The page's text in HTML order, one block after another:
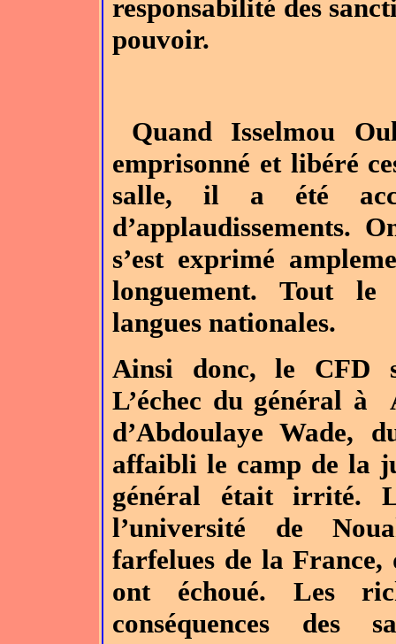
responsabilité des
pouvoir.
Quand Isselmou
emprisonné et libéré
salle, il a été
d’applaudissements.
s’est exprimé
longuement. Tout le
langues nationales.
Ainsi donc, le CFD
L’échec du général à
d’Abdoulaye Wade,
affaibli le camp de la
général était irrité.
l’université de
farfelues de la France,
ont échoué. Les
conséquences des